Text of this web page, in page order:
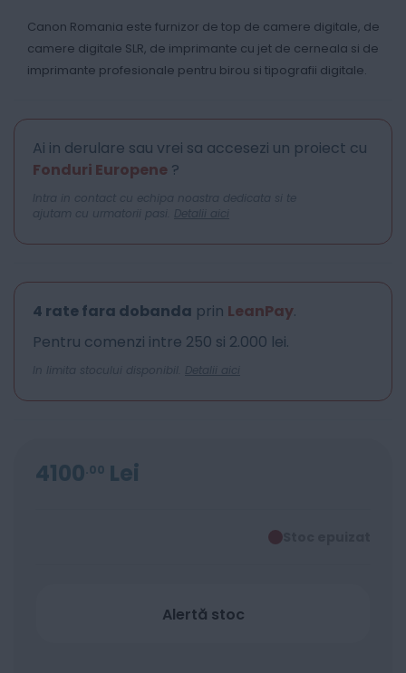
Canon Romania este furnizor de top de camere digitale, de
camere digitale SLR, de imprimante cu jet de cerneala si de
imprimante profesionale pentru birou si tipografii digitale.
Ai in derulare sau vrei sa accesezi un proiect cu
Fonduri Europene ?
Intra in contact cu echipa noastra dedicata si te
ajutam cu urmatorii pasi. Detalii aici
4 rate fara dobanda prin LeanPay.
Pentru comenzi intre 250 si 2.000 lei.
In limita stocului disponibil. Detalii aici
4100 00 Lei
Alertă stoc